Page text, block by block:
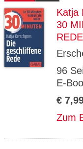
Katja
30
REDE
96
E-
€
Zum